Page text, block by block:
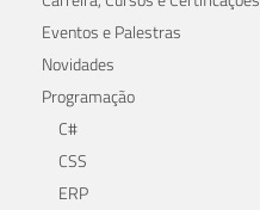
Eventos e Palestras
Novidades
Programação
C#
CSS
ERP